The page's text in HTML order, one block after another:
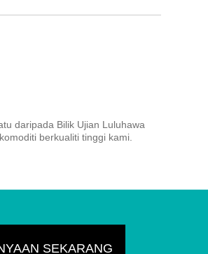
daripada Bilik Ujian Luluhawa
berkualiti tinggi kami.